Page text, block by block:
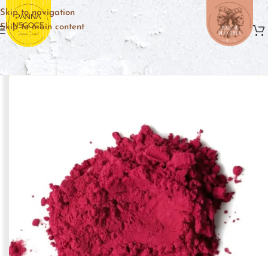
Skip to navigation
Skip to main content